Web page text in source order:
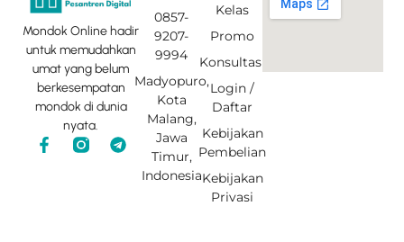
Mondok Online hadir
untuk memudahkan
umat yang belum
berkesempatan
mondok di dunia
nyata.
F
a
T
e
Kelas
Promo
Konsultasi
Login /
Daftar
Kebijakan
Pembelian
Kebijakan
Privasi
0857-
9207-
9994
Madyopuro,
Kota
Malang,
Jawa
Timur,
Indonesia